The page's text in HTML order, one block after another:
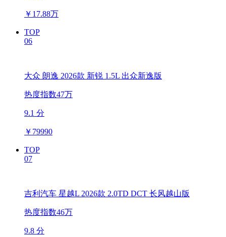
￥ 17.88万
TOP
06
大众 朗逸 2026款 新锐 1.5L 出众新逸版
热度指数47万
9.1 分
￥ 79990
TOP
07
吉利汽车 星越L 2026款 2.0TD DCT 长风越山版
热度指数46万
9.8 分